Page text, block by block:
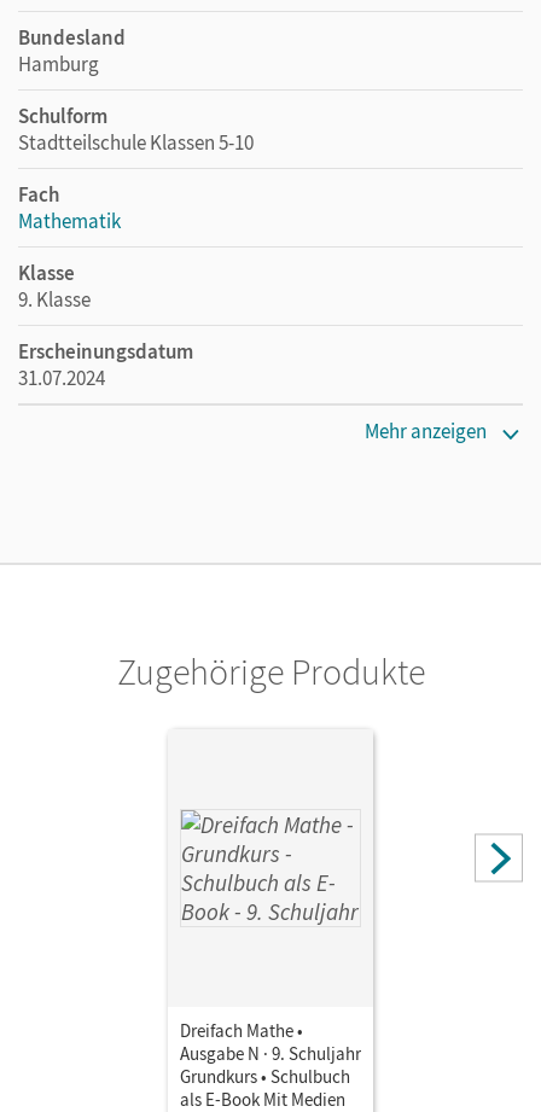
Bundesland
Hamburg
Schulform
Stadtteilschule Klassen 5-10
Fach
Mathematik
Klasse
9. Klasse
Erscheinungsdatum
31.07.2024
Mehr anzeigen
Zugehörige Produkte
Dreifach Mathe •
Ausgabe N · 9. Schuljahr
Grundkurs • Schulbuch
als E-Book Mit Medien